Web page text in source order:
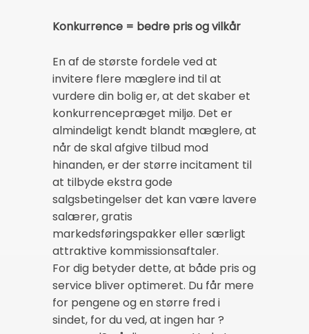
Konkurrence = bedre pris og vilkår
En af de største fordele ved at
invitere flere mæglere ind til at
vurdere din bolig er, at det skaber et
konkurrencepræget miljø. Det er
almindeligt kendt blandt mæglere, at
når de skal afgive tilbud mod
hinanden, er der større incitament til
at tilbyde ekstra gode
salgsbetingelser det kan være lavere
salærer, gratis
markedsføringspakker eller særligt
attraktive kommissionsaftaler.
For dig betyder dette, at både pris og
service bliver optimeret. Du får mere
for pengene og en større fred i
sindet, for du ved, at ingen har ?